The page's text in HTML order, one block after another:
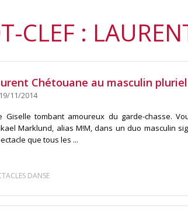
CLEF :
Chétouane au masculin pluriel
11/2014
Giselle tombant amoureux du garde-chasse.
Marklund, alias M!M, dans un duo masculin
que tous les ...
DANSE